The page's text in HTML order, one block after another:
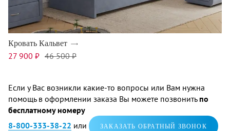
Кровать Кальвет
27 900 ₽ 46 500 ₽
Если у Вас возникли какие-то вопросы или Вам нужна
помощь в оформлении заказа Вы можете позвонитьпо
бесплатному номеру
8-800-333-38-22 или ЗАКАЗАТЬ ОБРАТНЫЙ ЗВОНОК